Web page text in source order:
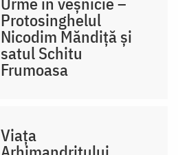
Protosinghelul
Nicodim Măndiță și
satul Schitu
Frumoasa
Viața